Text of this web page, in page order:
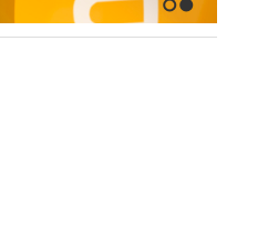
1 2